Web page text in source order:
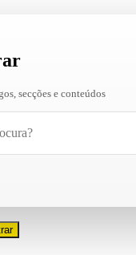
secções e conteúdos